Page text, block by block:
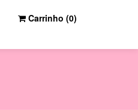
Carrinho (0)